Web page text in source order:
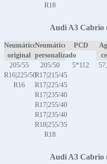
R18
Audi A3 Cabrio
Neumático
original
Neumático
personalizado
PCD
205/55
R16|225/50
R16
205/50
R17|215/45
R17|225/45
R17|235/40
R17|255/40
R17|235/40
R18|255/35
R18
5*112
Audi A3 Cabrio